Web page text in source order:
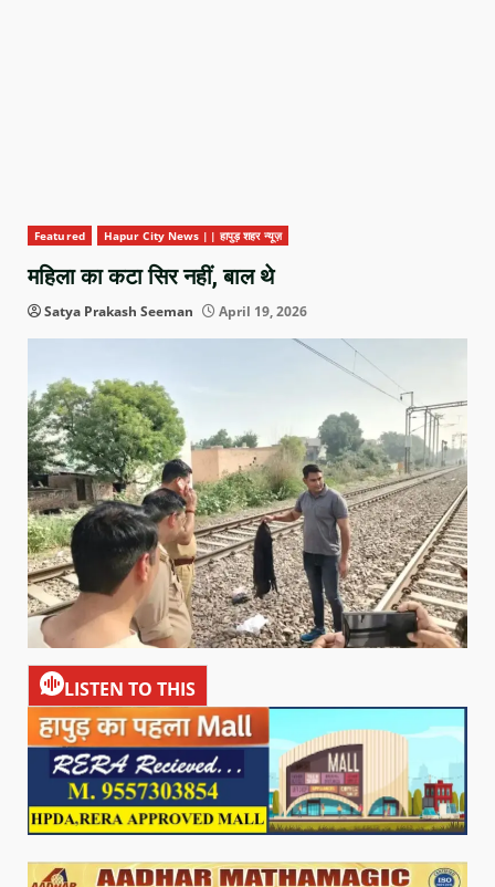
Featured Hapur City News || हापुड़ शहर न्यूज़
महिला का कटा सिर नहीं, बाल थे
Satya Prakash Seeman April 19, 2026
LISTEN TO THIS